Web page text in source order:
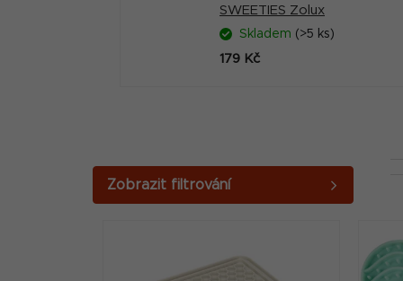
SWEETIES Zolux
Skladem (>5 ks)
179 Kč
o